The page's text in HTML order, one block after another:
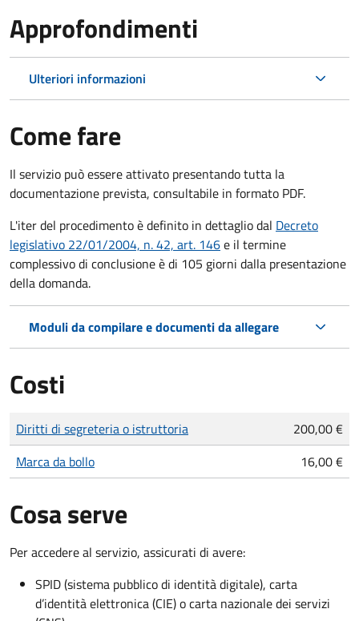
Approfondimenti
Ulteriori informazioni
Come fare
Il servizio può essere attivato presentando tutta la
documentazione prevista, consultabile in formato PDF.
L'iter del procedimento è definito in dettaglio dal Decreto
legislativo 22/01/2004, n. 42, art. 146e il termine
complessivo di conclusione è di 105 giorni dalla presentazione
della domanda.
Moduli da compilare e documenti da allegare
Costi
Tipo di pagamento
Importo
Diritti di segreteria o istruttoria
200,00 €
Marca da bollo
16,00 €
Cosa serve
Per accedere al servizio, assicurati di avere:
SPID (sistema pubblico di identità digitale), carta
d’identità elettronica (CIE) o carta nazionale dei servizi